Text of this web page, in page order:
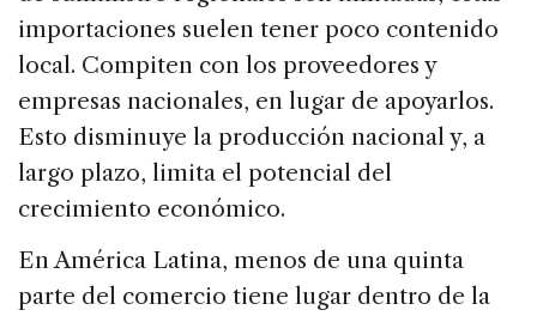
importaciones suelen tener poco contenido
local. Compiten con los proveedores y
empresas nacionales, en lugar de apoyarlos.
Esto disminuye la producción nacional y, a
largo plazo, limita el potencial del
crecimiento económico.
En América Latina, menos de una quinta
parte del comercio tiene lugar dentro de la